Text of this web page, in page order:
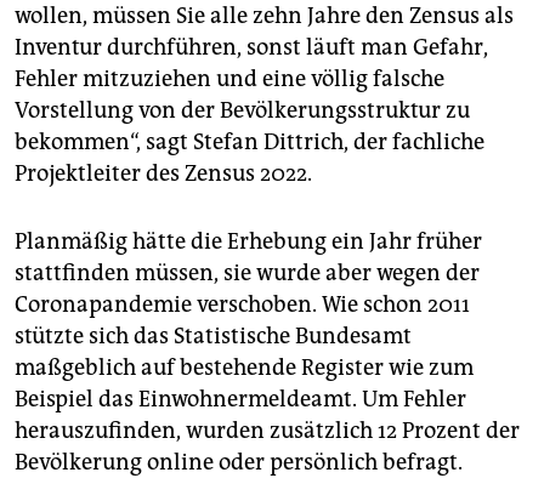
wollen, müssen Sie alle zehn Jahre den Zensus als
Inventur durchführen, sonst läuft man Gefahr,
Fehler mitzuziehen und eine völlig falsche
Vorstellung von der Bevölkerungsstruktur zu
bekommen“, sagt Stefan Dittrich, der fachliche
Projektleiter des Zensus 2022.
Planmäßig hätte die Erhebung ein Jahr früher
stattfinden müssen, sie wurde aber wegen der
Coronapandemie verschoben. Wie schon 2011
stützte sich das Statistische Bundesamt
maßgeblich auf bestehende Register wie zum
Beispiel das Einwohnermeldeamt. Um Fehler
herauszufinden, wurden zusätzlich 12 Prozent der
Bevölkerung online oder persönlich befragt.